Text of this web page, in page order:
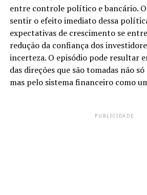
entre controle político e bancário.
sentir o efeito imediato dessa
expectativas de crescimento se
redução da confiança dos
incerteza. O episódio pode resultar
das direções que são tomadas não
mas pelo sistema financeiro como
PUBLICIDADE